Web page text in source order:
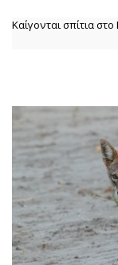
Καίγονται σπίτια